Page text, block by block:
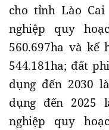
cho tỉnh Lào
nghiệp quy
560.697ha và kế
544.181ha; đất
dụng đến 2030
dụng đến 2025
nghiệp quy